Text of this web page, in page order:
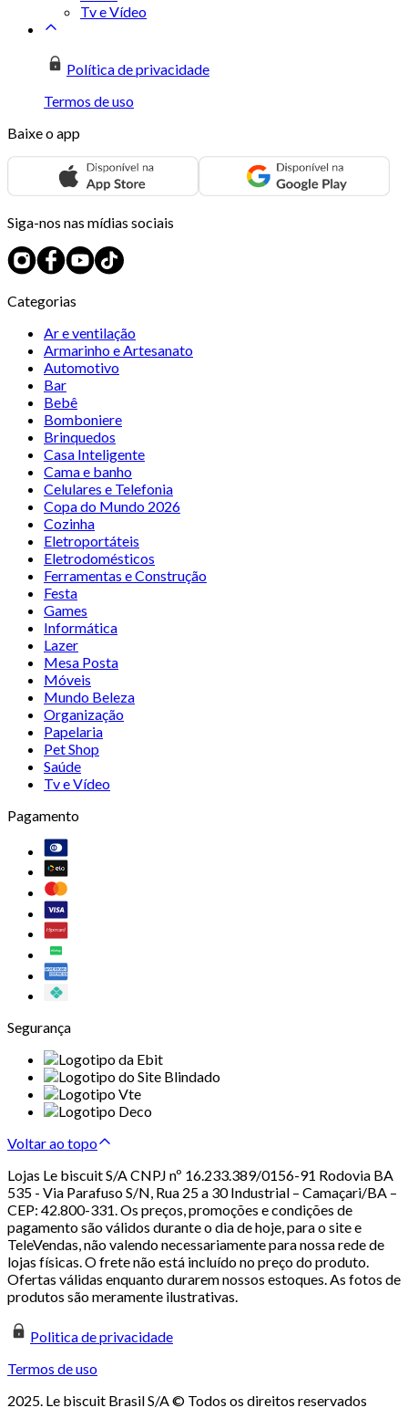
Tv e Vídeo
Política de privacidade
Termos de uso
Baixe o app
Siga-nos nas mídias sociais
Categorias
Ar e ventilação
Armarinho e Artesanato
Automotivo
Bar
Bebê
Bomboniere
Brinquedos
Casa Inteligente
Cama e banho
Celulares e Telefonia
Copa do Mundo 2026
Cozinha
Eletroportáteis
Eletrodomésticos
Ferramentas e Construção
Festa
Games
Informática
Lazer
Mesa Posta
Móveis
Mundo Beleza
Organização
Papelaria
Pet Shop
Saúde
Tv e Vídeo
Pagamento
Segurança
Voltar ao topo
Lojas Le biscuit S/A CNPJ nº 16.233.389/0156-91 Rodovia BA
535 - Via Parafuso S/N, Rua 25 a 30 Industrial – Camaçari/BA –
CEP: 42.800-331. Os preços, promoções e condições de
pagamento são válidos durante o dia de hoje, para o site e
TeleVendas, não valendo necessariamente para nossa rede de
lojas físicas. O frete não está incluído no preço do produto.
Ofertas válidas enquanto durarem nossos estoques. As fotos de
produtos são meramente ilustrativas.
Politica de privacidade
Termos de uso
2025. Le biscuit Brasil S/A © Todos os direitos reservados